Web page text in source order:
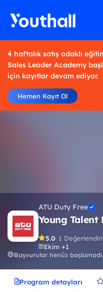
4 haftalık satış odaklı
Sales Leader Academy
için kayıtlar devam ediyor.
Hemen Kayıt Ol
ATU Duty Free
Young Talent
5.0· 1
Ekim +1
Başvurular henüz başlamadı.
Program detayları